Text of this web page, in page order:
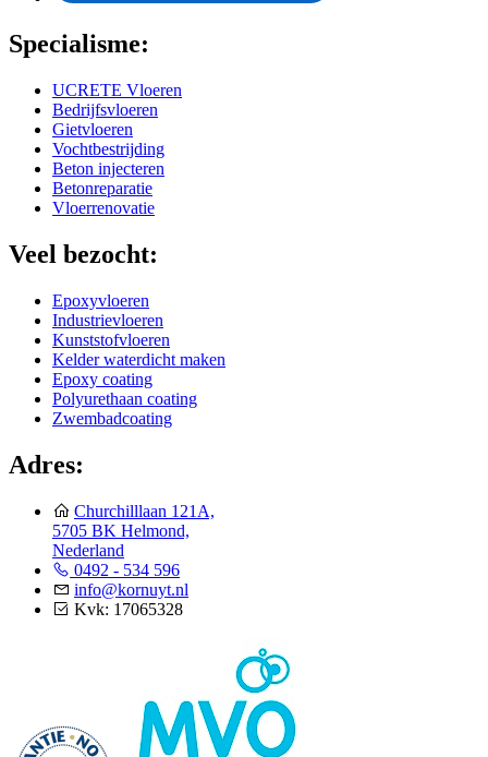
Specialisme:
UCRETE Vloeren
Bedrijfsvloeren
Gietvloeren
Vochtbestrijding
Beton injecteren
Betonreparatie
Vloerrenovatie
Veel bezocht:
Epoxyvloeren
Industrievloeren
Kunststofvloeren
Kelder waterdicht maken
Epoxy coating
Polyurethaan coating
Zwembadcoating
Adres:
Churchilllaan 121A,
5705 BK Helmond,
Nederland
0492 - 534 596
info@kornuyt.nl
Kvk: 17065328